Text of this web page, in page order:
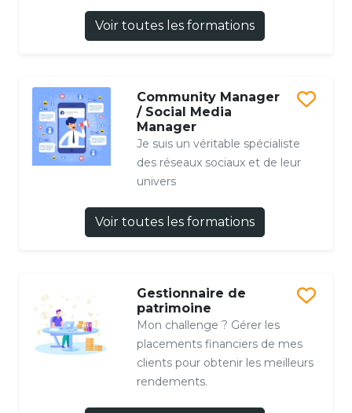
Voir toutes les formations
Community Manager
/ Social Media
Manager
Je suis un véritable spécialiste
des réseaux sociaux et de leur
univers
Voir toutes les formations
Gestionnaire de
patrimoine
Mon challenge ? Gérer les
placements financiers de mes
clients pour obtenir les meilleurs
rendements.